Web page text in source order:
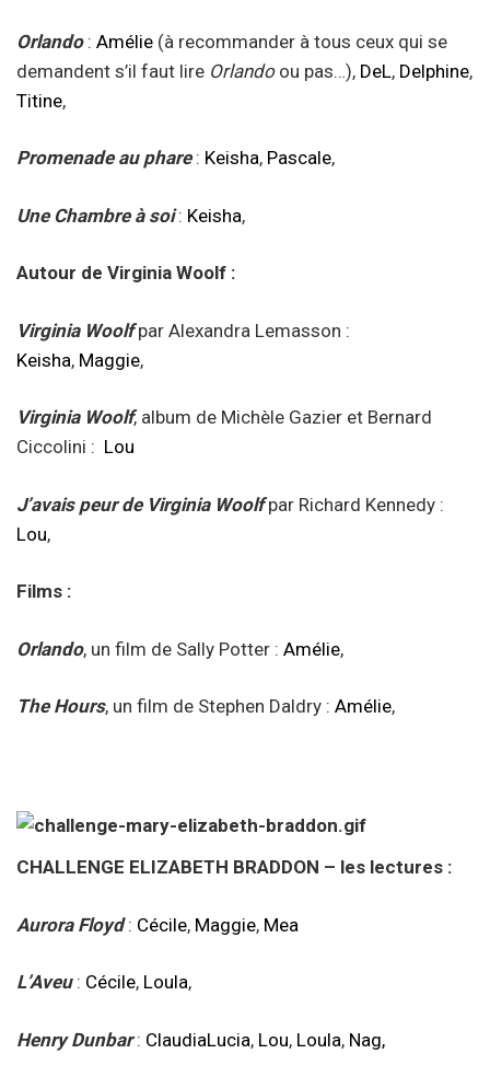
Orlando: Amélie (à recommander à tous ceux qui se
demandent s’il faut lire Orlandoou pas…), DeL, Delphine,
Titine,
Promenade au phare: Keisha, Pascale,
Une Chambre à soi: Keisha,
Autour de Virginia Woolf :
Virginia Woolfpar Alexandra Lemasson :
Keisha, Maggie,
Virginia Woolf, album de Michèle Gazier et Bernard
Ciccolini : Lou
J’avais peur de Virginia Woolfpar Richard Kennedy :
Lou,
Films :
Orlando, un film de Sally Potter : Amélie,
The Hours, un film de Stephen Daldry : Amélie,
CHALLENGE ELIZABETH BRADDON – les lectures :
Aurora Floyd: Cécile, Maggie, Mea
L’Aveu: Cécile, Loula,
Henry Dunbar: ClaudiaLucia, Lou, Loula, Nag,